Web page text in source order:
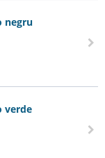
negru
verde